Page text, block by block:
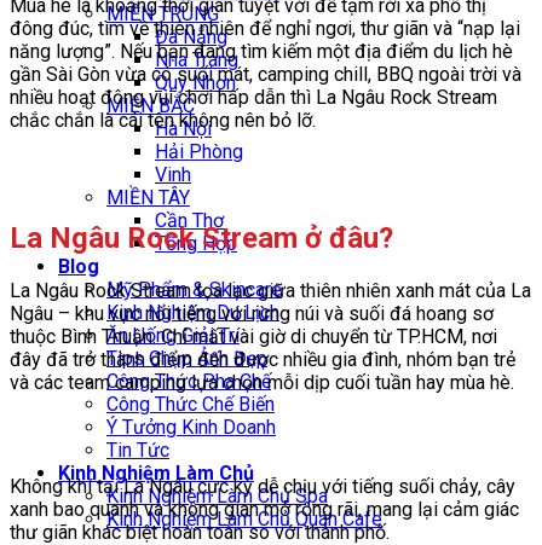
MIỀN TRUNG
Đà Nẵng
Nha Trang
Quy Nhơn
MIỀN BẮC
Hà Nội
Hải Phòng
Vinh
MIỀN TÂY
Cần Thơ
Tổng Hợp
Blog
Mỹ Phẩm & Skincare
Kinh Nghiệm Du Lịch
Ăn Uống Giải Trí
Tips Chụp Ảnh Đẹp
Công Thức Pha Chế
Công Thức Chế Biến
Ý Tưởng Kinh Doanh
Tin Tức
Kinh Nghiệm Làm Chủ
Kinh Nghiệm Làm Chủ Spa
Kinh Nghiệm Làm Chủ Quán Cafe
Mùa hè là khoảng thời gian tuyệt vời để tạm rời xa phố thị
đông đúc, tìm về thiên nhiên để nghỉ ngơi, thư giãn và “nạp lại
năng lượng”. Nếu bạn đang tìm kiếm một địa điểm du lịch hè
gần Sài Gòn vừa có suối mát, camping chill, BBQ ngoài trời và
nhiều hoạt động vui chơi hấp dẫn thì La Ngâu Rock Stream
chắc chắn là cái tên không nên bỏ lỡ.
La Ngâu Rock Stream ở đâu?
La Ngâu Rock Stream tọa lạc giữa thiên nhiên xanh mát của La
Ngâu – khu vực nổi tiếng với rừng núi và suối đá hoang sơ
thuộc Bình Thuận. Chỉ mất vài giờ di chuyển từ TP.HCM, nơi
đây đã trở thành điểm đến được nhiều gia đình, nhóm bạn trẻ
và các team camping lựa chọn mỗi dịp cuối tuần hay mùa hè.
Không khí tại La Ngâu cực kỳ dễ chịu với tiếng suối chảy, cây
xanh bao quanh và không gian mở rộng rãi, mang lại cảm giác
thư giãn khác biệt hoàn toàn so với thành phố.